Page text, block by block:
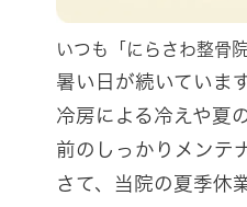
いつも「にらさわ整骨
暑い日が続いていま
冷房による冷えや夏
前のしっかりメンテ
さて、当院の夏季休